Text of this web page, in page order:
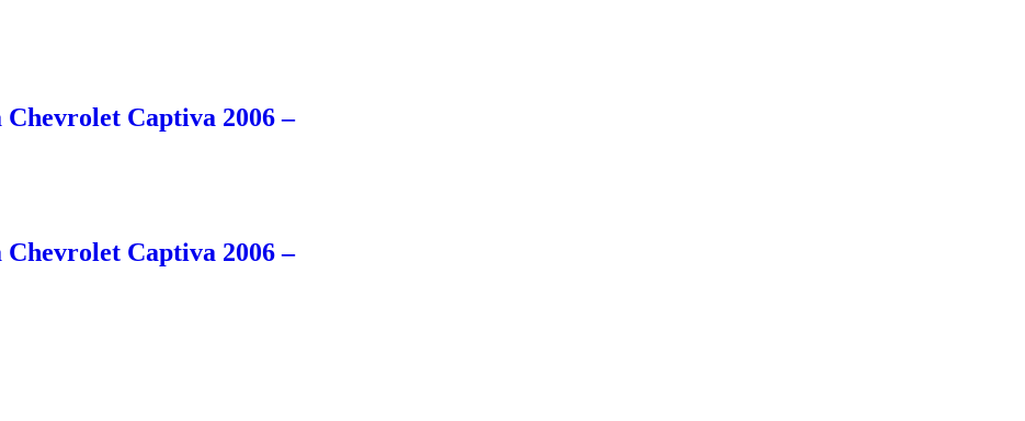
Captiva 2006 –
Captiva 2006 –